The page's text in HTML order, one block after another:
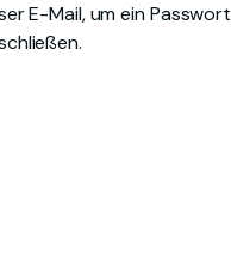
E-Mail, um ein Passwort